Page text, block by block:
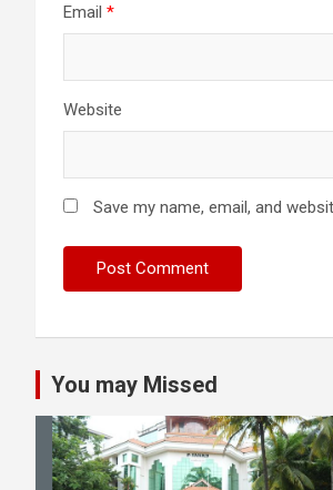
Email *
Website
Save my name, email, and
You may Missed